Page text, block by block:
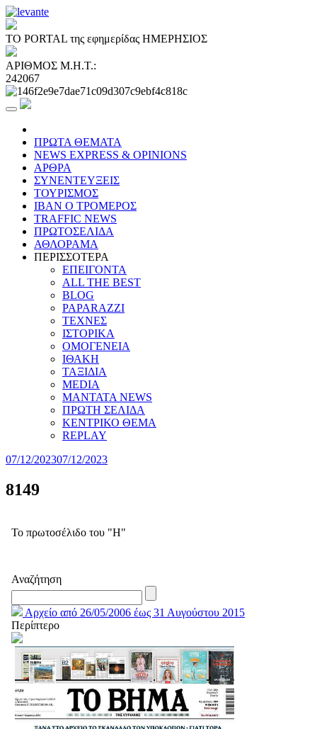
ΤΟ PORTAL της εφημερίδας ΗΜΕΡΗΣΙΟΣ
ΑΡΙΘΜΟΣ Μ.Η.Τ.:
242067
ΠΡΩΤΑ ΘΕΜΑΤΑ
NEWS EXPRESS & OPINIONS
ΑΡΘΡΑ
ΣΥΝΕΝΤΕΥΞΕΙΣ
ΤΟΥΡΙΣΜΟΣ
ΙΒΑΝ Ο ΤΡΟΜΕΡΟΣ
TRAFFIC NEWS
ΠΡΩΤΟΣΕΛΙΔΑ
ΑΘΛΟΡΑΜΑ
ΠΕΡΙΣΣΟΤΕΡΑ
ΕΠΕΙΓΟΝΤΑ
ALL THE BEST
BLOG
PAPARAZZI
ΤΕΧΝΕΣ
ΙΣΤΟΡΙΚΑ
ΟΜΟΓΕΝΕΙΑ
ΙΘΑΚΗ
ΤΑΞΙΔΙΑ
MEDIA
MANTATA NEWS
ΠΡΩΤΗ ΣΕΛΙΔΑ
ΚΕΝΤΡΙΚΟ ΘΕΜΑ
REPLAY
07/12/202307/12/2023
8149
Το πρωτοσέλιδο του "Η"
Αναζήτηση
Αρχείο από 26/05/2006 έως 31 Αυγούστου 2015
Περίπτερο